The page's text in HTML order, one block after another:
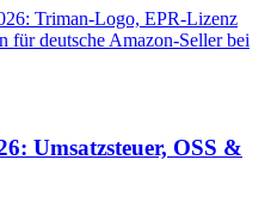
Triman-Logo, EPR-Lizenz
deutsche Amazon-Seller bei
Umsatzsteuer, OSS &